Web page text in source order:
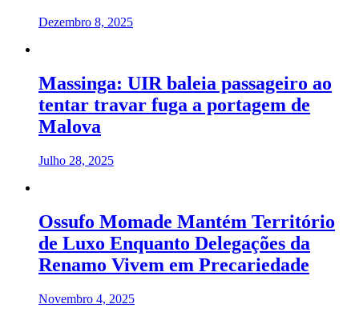
Dezembro 8, 2025
Massinga: UIR baleia passageiro ao
tentar travar fuga a portagem de
Malova
Julho 28, 2025
Ossufo Momade Mantém Território
de Luxo Enquanto Delegações da
Renamo Vivem em Precariedade
Novembro 4, 2025